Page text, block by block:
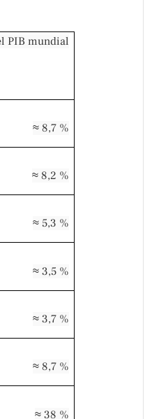
PIB mundial
≈ 8,7 %
≈ 8,2 %
≈ 5,3 %
≈ 3,5 %
≈ 3,7 %
≈ 8,7 %
≈ 38 %